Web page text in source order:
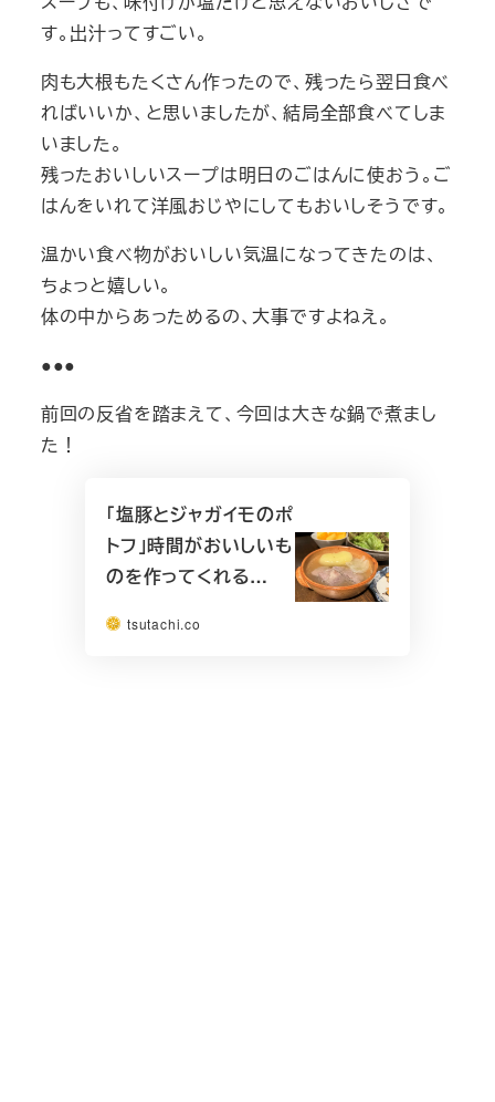
す。出汁ってすごい。
肉も大根もたくさん作ったので、残ったら翌日食べ
ればいいか、と思いましたが、結局全部食べてしま
いました。
残ったおいしいスープは明日のごはんに使おう。ご
はんをいれて洋風おじやにしてもおいしそうです。
温かい食べ物がおいしい気温になってきたのは、
ちょっと嬉しい。
体の中からあっためるの、大事ですよねえ。
●●●
前回の反省を踏まえて、今回は大きな鍋で煮まし
た！
「塩豚とジャガイモのポ
トフ」時間がおいしいも
のを作ってくれる…
tsutachi.co